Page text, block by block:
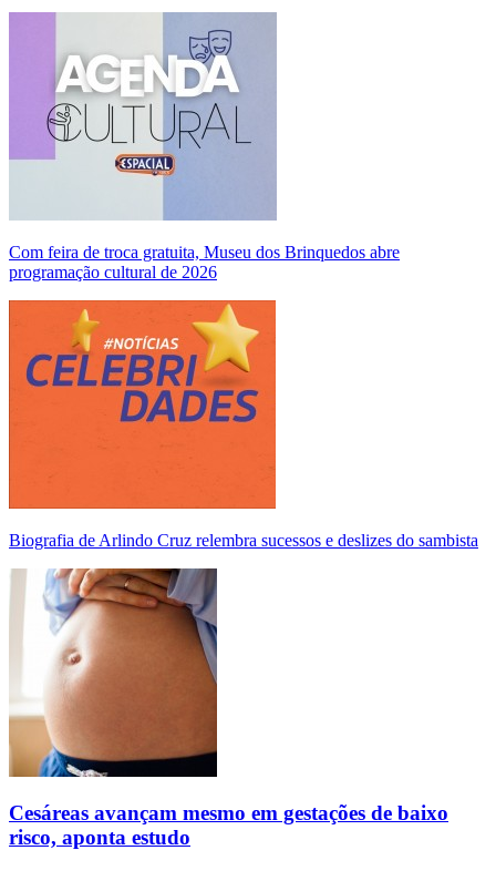
Com feira de troca gratuita, Museu dos Brinquedos abre
programação cultural de 2026
Biografia de Arlindo Cruz relembra sucessos e deslizes do sambista
Cesáreas avançam mesmo em gestações de baixo
risco, aponta estudo